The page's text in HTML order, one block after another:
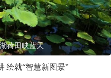
荷田映蓝天
绘就“智慧新图景”